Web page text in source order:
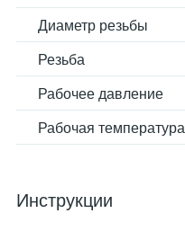
Диаметр резьбы
Резьба
Рабочее давление
Рабочая температура
Инструкции